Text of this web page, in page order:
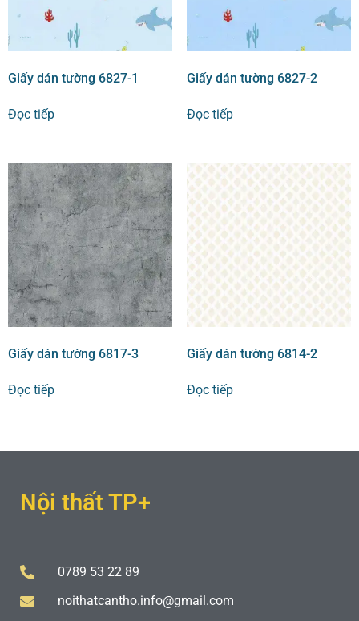
Giấy dán tường 6827-1
Đọc tiếp
Giấy dán tường 6827-2
Đọc tiếp
Giấy dán tường 6817-3
Đọc tiếp
Giấy dán tường 6814-2
Đọc tiếp
Nội thất TP+
0789 53 22 89
noithatcantho.info@gmail.com